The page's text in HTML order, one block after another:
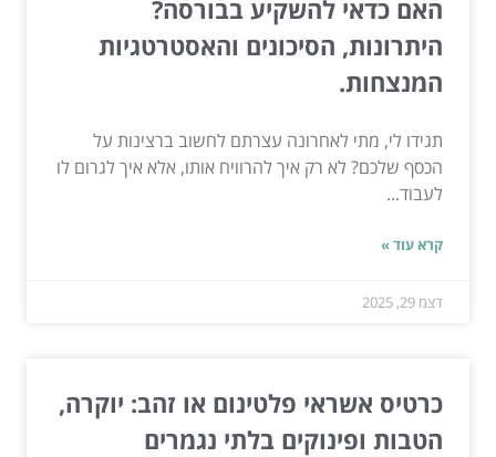
האם כדאי להשקיע בבורסה?
היתרונות, הסיכונים והאסטרטגיות
המנצחות.
תגידו לי, מתי לאחרונה עצרתם לחשוב ברצינות על
הכסף שלכם? לא רק איך להרוויח אותו, אלא איך לגרום לו
לעבוד...
קרא עוד »
דצמ 29, 2025
כרטיס אשראי פלטינום או זהב: יוקרה,
הטבות ופינוקים בלתי נגמרים